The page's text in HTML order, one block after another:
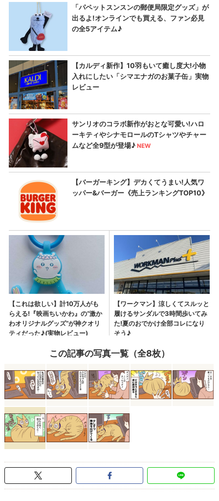
この記事の写真一覧（全8枚）